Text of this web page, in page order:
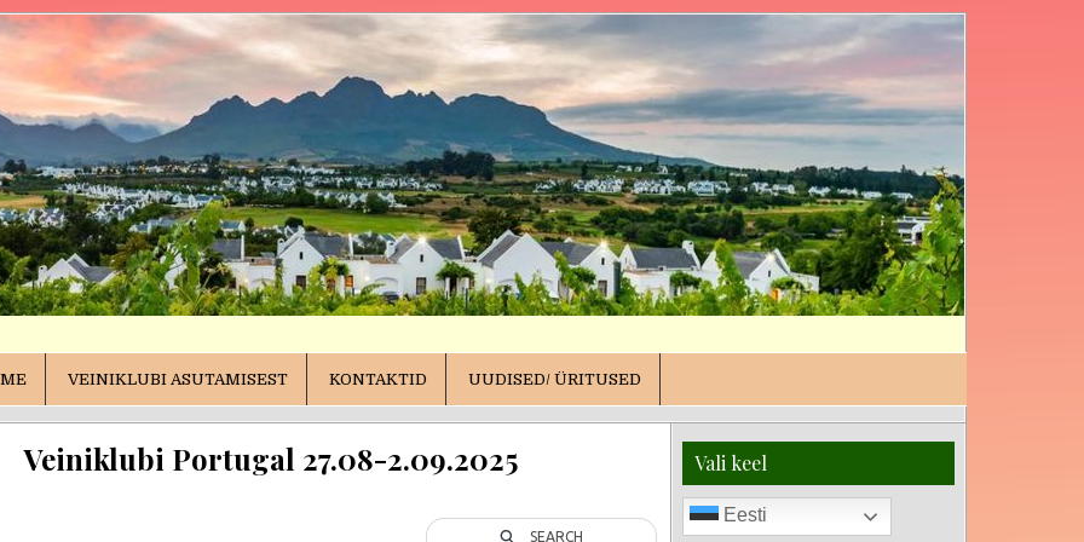
VEINIKLUBI ASUTAMISEST KONTAKTID UUDISED/ ÜRITUSED
Veiniklubi Portugal 27.08-2.09.2025
SEARCH
Vali keel
Eesti